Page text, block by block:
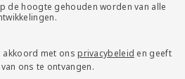
de hoogte gehouden worden van alle
akkoord met onsprivacybeleid en geeft
ons te ontvangen.